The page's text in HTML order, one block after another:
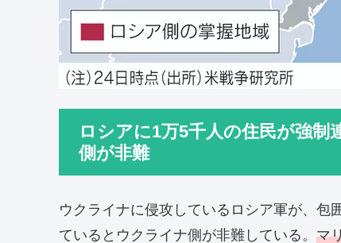
ロシアに1万5千人の住民が強
側が非難
ウクライナに侵攻しているロシア軍が、包
ているとウクライナ側が非難している。 マ